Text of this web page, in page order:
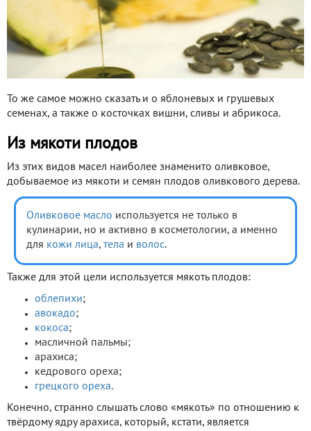
То же самое можно сказать и о яблоневых и грушевых
семенах, а также о косточках вишни, сливы и абрикоса.
Из мякоти плодов
Из этих видов масел наиболее знаменито оливковое,
добываемое из мякоти и семян плодов оливкового дерева.
Оливковое масло используется не только в
кулинарии, но и активно в косметологии, а именно
для кожи лица, тела и волос.
Также для этой цели используется мякоть плодов:
облепихи;
авокадо;
кокоса;
масличной пальмы;
арахиса;
кедрового ореха;
грецкого ореха.
Конечно, странно слышать слово «мякоть» по отношению к
твёрдому ядру арахиса, который, кстати, является